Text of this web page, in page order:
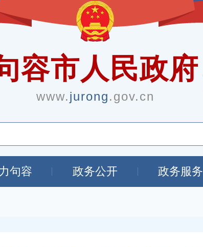
容市人民政府
www.jurong.gov.cn
句容 政务公开 政务服务